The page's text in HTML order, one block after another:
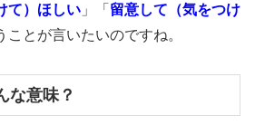
て）ほしい 」「 留意して（気をつけ
ことが言いたいのですね。
な意味？